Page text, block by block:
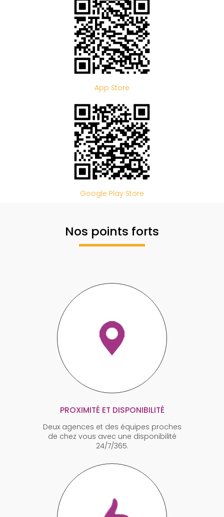
App Store
Google Play Store
Nos points forts
PROXIMITÉ ET DISPONIBILITÉ
Deux agences et des équipes proches
de chez vous avec une disponibilité
24/7/365.